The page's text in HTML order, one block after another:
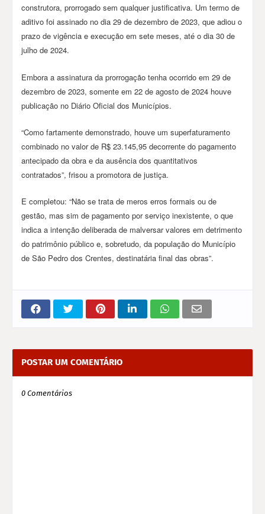
construtora, prorrogado sem qualquer justificativa. Um termo de
aditivo foi assinado no dia 29 de dezembro de 2023, que adiou o
prazo de vigência e execução em sete meses, até o dia 30 de
julho de 2024.
Embora a assinatura da prorrogação tenha ocorrido em 29 de
dezembro de 2023, somente em 22 de agosto de 2024 houve
publicação no Diário Oficial dos Municípios.
“Como fartamente demonstrado, houve um superfaturamento
combinado no valor de R$ 23.145,95 decorrente do pagamento
antecipado da obra e da ausência dos quantitativos
contratados”, frisou a promotora de justiça.
E completou: “Não se trata de meros erros formais ou de
gestão, mas sim de pagamento por serviço inexistente, o que
indica a intenção deliberada de malversar valores em detrimento
do patrimônio público e, sobretudo, da população do Município
de São Pedro dos Crentes, destinatária final das obras”.
POSTAR UM COMENTÁRIO
0 Comentários